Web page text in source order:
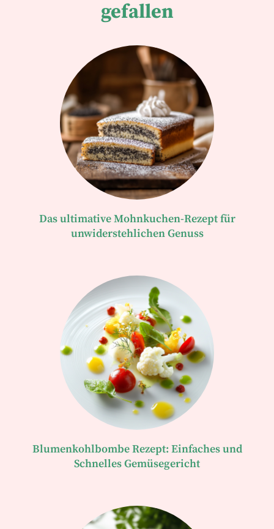
gefallen
Das ultimative Mohnkuchen-Rezept für
unwiderstehlichen Genuss
Blumenkohlbombe Rezept: Einfaches und
Schnelles Gemüsegericht